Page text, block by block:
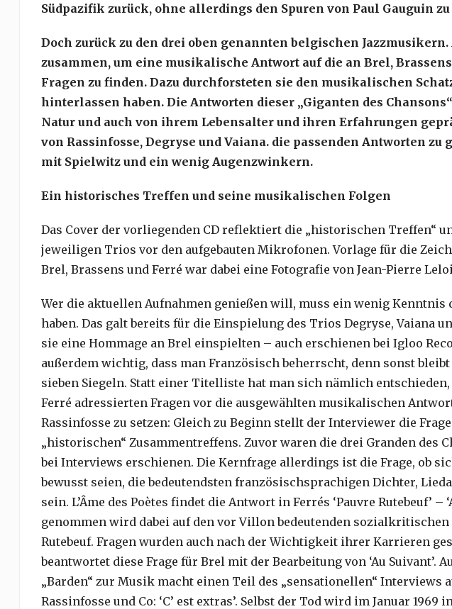
Südpazifik zurück, ohne allerdings den Spuren von Paul Gauguin
Doch zurück zu den drei oben genannten belgischen
zusammen, um eine musikalische Antwort auf die an Brel,
Fragen zu finden. Dazu durchforsteten sie den musikalischen
hinterlassen haben. Die Antworten dieser „Giganten des
Natur und auch von ihrem Lebensalter und ihren Erfahrungen
von Rassinfosse, Degryse und Vaiana. die passenden Antworten zu
mit Spielwitz und ein wenig Augenzwinkern.
Ein historisches Treffen und seine musikalischen Folgen
Das Cover der vorliegenden CD reflektiert die „historischen Treffen“
jeweiligen Trios vor den aufgebauten Mikrofonen. Vorlage für die
Brel, Brassens und Ferré war dabei eine Fotografie von Jean-Pierre
Wer die aktuellen Aufnahmen genießen will, muss ein wenig Kenntnis
haben. Das galt bereits für die Einspielung des Trios Degryse, Vaiana
sie eine Hommage an Brel einspielten – auch erschienen bei Igloo
außerdem wichtig, dass man Französisch beherrscht, denn sonst
sieben Siegeln. Statt einer Titelliste hat man sich nämlich
Ferré adressierten Fragen vor die ausgewählten musikalischen
Rassinfosse zu setzen: Gleich zu Beginn stellt der Interviewer die
„historischen“ Zusammentreffens. Zuvor waren die drei Granden des
bei Interviews erschienen. Die Kernfrage allerdings ist die Frage, ob
bewusst seien, die bedeutendsten französischsprachigen Dichter,
sein. L’Âme des Poètes findet die Antwort in Ferrés ‘Pauvre Rutebeuf’ –
genommen wird dabei auf den vor Villon bedeutenden
Rutebeuf. Fragen wurden auch nach der Wichtigkeit ihrer Karrieren
beantwortet diese Frage für Brel mit der Bearbeitung von ‘Au Suivant’.
„Barden“ zur Musik macht einen Teil des „sensationellen“ Interviews
Rassinfosse und Co: ‘C’ est extras’. Selbst der Tod wird im Januar 1969